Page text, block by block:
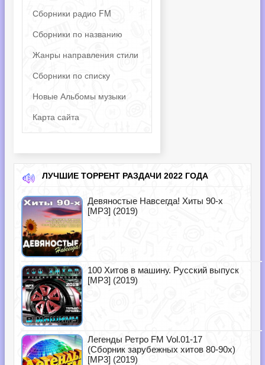
Сборники радио FM
Сборники по названию
Жанры направления стили
Сборники по списку
Новые Альбомы музыки
Карта сайта
ЛУЧШИЕ ТОРРЕНТ РАЗДАЧИ 2022 ГОДА
Девяностые Навсегда! Хиты 90-х
[MP3] (2019)
100 Хитов в машину. Русский выпуск
[MP3] (2019)
Легенды Ретро FM Vol.01-17
(Сборник зарубежных хитов 80-90х)
[MP3] (2019)